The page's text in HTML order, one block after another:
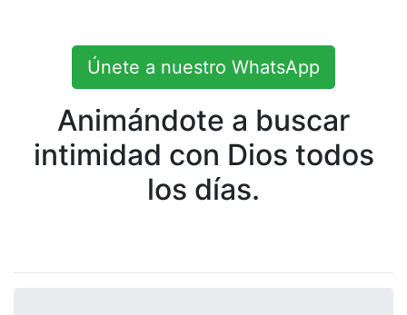
Únete a nuestro WhatsApp
Animándote a buscar
intimidad con Dios todos
los días.